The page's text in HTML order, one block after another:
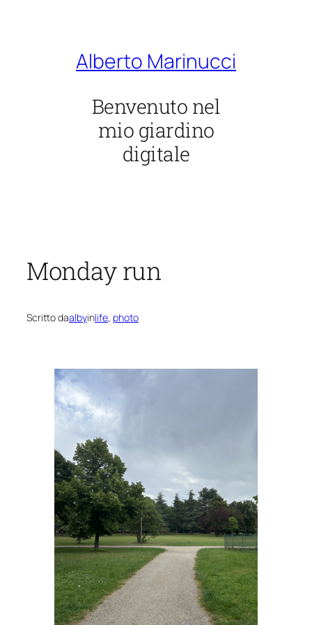
Alberto Marinucci
Benvenuto nel
mio giardino
digitale
Monday run
Scritto daalbyinlife, photo